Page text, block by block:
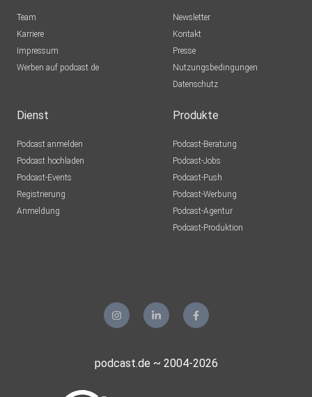
Team
Karriere
Impressum
Werben auf podcast.de
Newsletter
Kontakt
Presse
Nutzungsbedingungen
Datenschutz
Dienst
Podcast anmelden
Podcast hochladen
Podcast-Events
Registrierung
Anmeldung
Produkte
Podcast-Beratung
Podcast-Jobs
Podcast-Push
Podcast-Werbung
Podcast-Agentur
Podcast-Produktion
podcast.de ~ 2004-2026